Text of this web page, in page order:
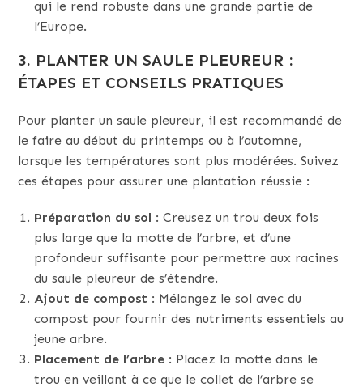
qui le rend robuste dans une grande partie de
l’Europe.
3. PLANTER UN SAULE PLEUREUR :
ÉTAPES ET CONSEILS PRATIQUES
Pour planter un saule pleureur, il est recommandé de
le faire au début du printemps ou à l’automne,
lorsque les températures sont plus modérées. Suivez
ces étapes pour assurer une plantation réussie :
Préparation du sol : Creusez un trou deux fois
plus large que la motte de l’arbre, et d’une
profondeur suffisante pour permettre aux racines
du saule pleureur de s’étendre.
Ajout de compost : Mélangez le sol avec du
compost pour fournir des nutriments essentiels au
jeune arbre.
Placement de l’arbre : Placez la motte dans le
trou en veillant à ce que le collet de l’arbre se